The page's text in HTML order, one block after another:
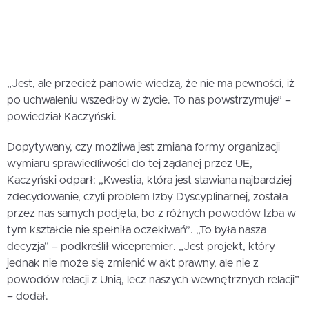
„Jest, ale przecież panowie wiedzą, że nie ma pewności, iż
po uchwaleniu wszedłby w życie. To nas powstrzymuje” –
powiedział Kaczyński.
Dopytywany, czy możliwa jest zmiana formy organizacji
wymiaru sprawiedliwości do tej żądanej przez UE,
Kaczyński odparł: „Kwestia, która jest stawiana najbardziej
zdecydowanie, czyli problem Izby Dyscyplinarnej, została
przez nas samych podjęta, bo z różnych powodów Izba w
tym kształcie nie spełniła oczekiwań”. „To była nasza
decyzja” – podkreślił wicepremier. „Jest projekt, który
jednak nie może się zmienić w akt prawny, ale nie z
powodów relacji z Unią, lecz naszych wewnętrznych relacji”
– dodał.